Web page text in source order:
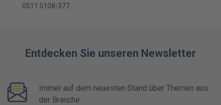
0511 5108-377.
Entdecken Sie unseren Newsletter
Immer auf dem neuesten Stand über Themen aus
der Branche.